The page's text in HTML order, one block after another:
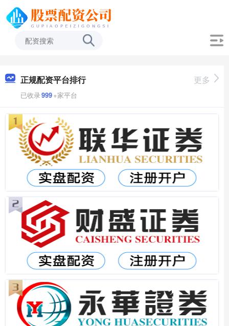
正规配资平台排行
已收录999+家平台
更多